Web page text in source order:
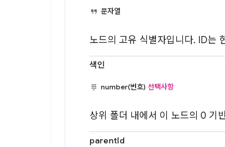
문자열
노드의 고유 식별자입니다. ID는
색인
number(번호) 선택사항
상위 폴더 내에서 이 노드의 0 기
parentId